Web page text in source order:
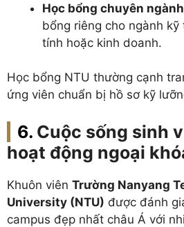
Học bổng chuyên ngành
bổng riêng cho ngành
tính hoặc kinh doanh.
Học bổng NTU thường cạnh
ứng viên chuẩn bị hồ sơ kỹ
Cuộc sống sinh
hoạt động ngoại
Khuôn viên Trường Nanyang
University (NTU) được đánh
campus đẹp nhất châu Á với